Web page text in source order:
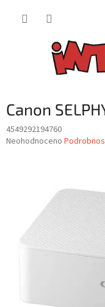
Canon
4549292194760
Průměrné
hvězdiček.
Neohodnoceno